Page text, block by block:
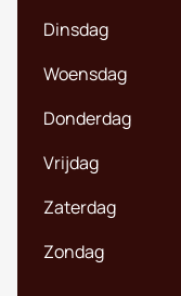
Dinsdag
Woensdag
Donderdag
Vrijdag
Zaterdag
Zondag